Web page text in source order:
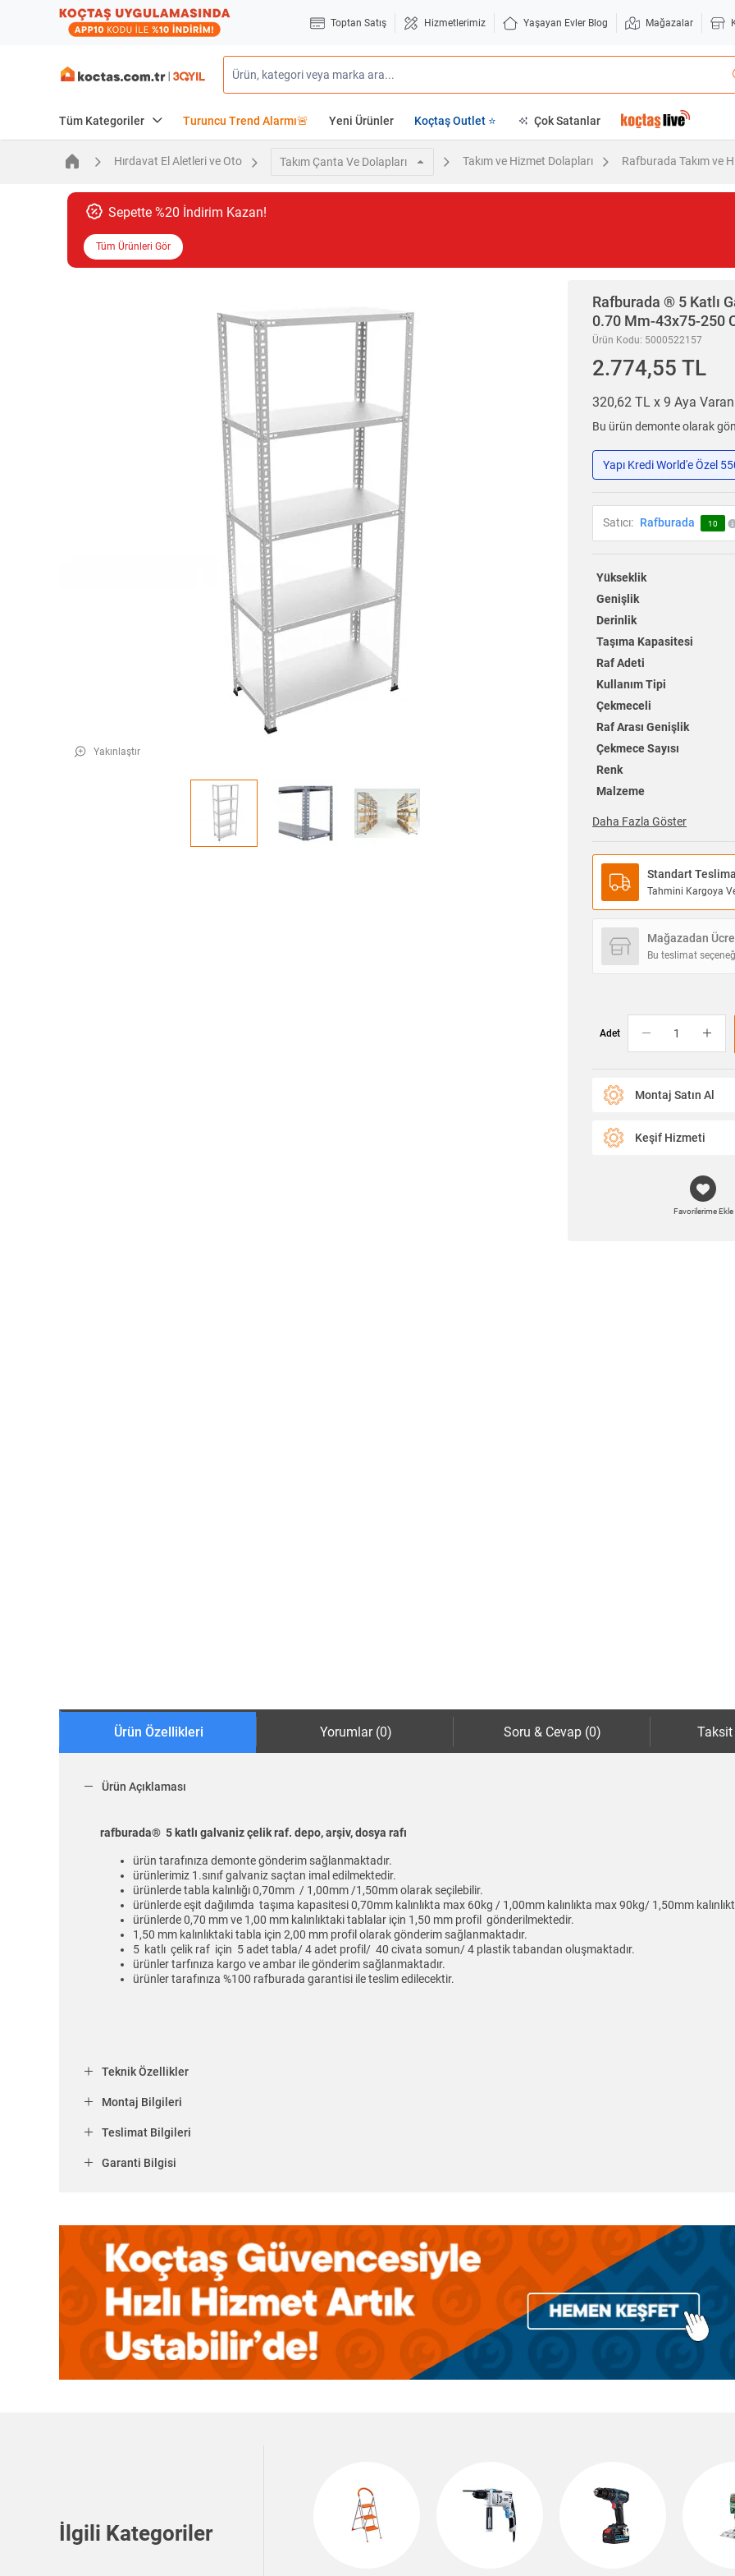
Toptan Satış Hizmetlerimiz Yaşayan Evler Blog Mağazalar
Tüm Kategoriler Turuncu Trend Alarmı🚨 Yeni Ürünler Koçtaş Outlet ⭐ Çok Satanlar
Hırdavat El Aletleri ve Oto Takım Çanta Ve Dolapları Takım ve Hizmet Dolapları Rafburada Takım ve
Sepette %20 İndirim Kazan!
Tüm Ürünleri Gör
Yakınlaştır
Rafburada ® 5 Katlı
0.70 Mm-43x75-250
Ürün Kodu: 5000522157
2.774,55 TL
320,62 TL x 9 Aya Varan
Bu ürün demonte olarak
Yapı Kredi World'e Özel
Satıcı: Rafburada 10
Yükseklik
Genişlik
Derinlik
Taşıma Kapasitesi
Raf Adeti
Kullanım Tipi
Çekmeceli
Raf Arası Genişlik
Çekmece Sayısı
Renk
Malzeme
Daha Fazla Göster
Standart
Tahmini Kargoya
Mağazadan
Bu teslimat
Adet
Montaj Satın Al
Keşif Hizmeti
Favorilerime Ekle
Ürün Özellikleri Yorumlar (0) Soru & Cevap (0) Taksit
Ürün Açıklaması
rafburada® 5 katlı galvaniz çelik raf. depo, arşiv, dosya rafı
ürün tarafınıza demonte gönderim sağlanmaktadır.
ürünlerimiz 1.sınıf galvaniz saçtan imal edilmektedir.
ürünlerde tabla kalınlığı 0,70mm / 1,00mm /1,50mm olarak seçilebilir.
ürünlerde eşit dağılımda taşıma kapasitesi 0,70mm kalınlıkta max 60kg / 1,00mm kalınlıkta max 90kg/ 1,50mm
ürünlerde 0,70 mm ve 1,00 mm kalınlıktaki tablalar için 1,50 mm profil gönderilmektedir.
1,50 mm kalınlıktaki tabla için 2,00 mm profil olarak gönderim sağlanmaktadır.
5 katlı çelik raf için 5 adet tabla/ 4 adet profil/ 40 civata somun/ 4 plastik tabandan oluşmaktadır.
ürünler tarfınıza kargo ve ambar ile gönderim sağlanmaktadır.
ürünler tarafınıza %100 rafburada garantisi ile teslim edilecektir.
Teknik Özellikler
Montaj Bilgileri
Teslimat Bilgileri
Garanti Bilgisi
İlgili Kategoriler